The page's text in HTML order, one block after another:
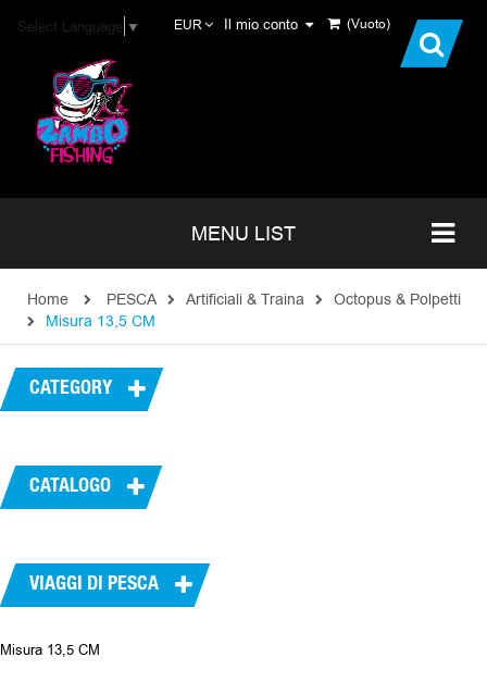
(Vuoto)
Il mio conto
EUR
Select Language ▼
MENU LIST
Home PESCA Artificiali & Traina
Octopus & Polpetti
Misura 13,5 CM
CATEGORY
CATALOGO
VIAGGI DI PESCA
Misura 13,5 CM